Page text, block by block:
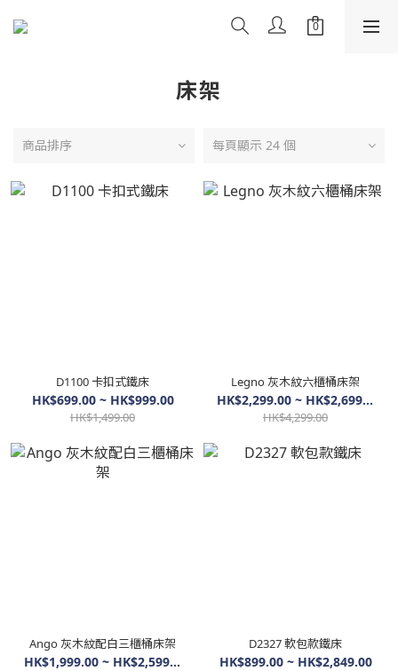
床架
商品排序 每頁顯示 24 個
D1100 卡扣式鐵床
HK$699.00 ~ HK$999.00
HK$1,499.00
Legno 灰木紋六櫃桶床架
HK$2,299.00 ~ HK$2,699.00
HK$4,299.00
Ango 灰木紋配白三櫃桶床架
HK$1,999.00 ~ HK$2,599.00
D2327 軟包款鐵床
HK$899.00 ~ HK$2,849.00